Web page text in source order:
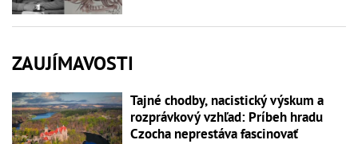
ZAUJÍMAVOSTI
Tajné chodby, nacistický výskum a
rozprávkový vzhľad: Príbeh hradu
Czocha neprestáva fascinovať